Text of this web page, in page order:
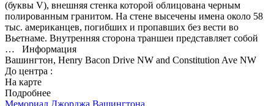
(буквы V), внешняя стенка которой облицована черным
полированным гранитом. На стене высечены имена около 58
тыс. американцев, погибших и пропавших без вести во
Вьетнаме. Внутренняя сторона траншеи представляет собой
… Информация
Вашингтон, Henry Bacon Drive NW and Constitution Ave NW
До центра :
На карте
Подробнее
Мемориал Джорджа Вашингтона